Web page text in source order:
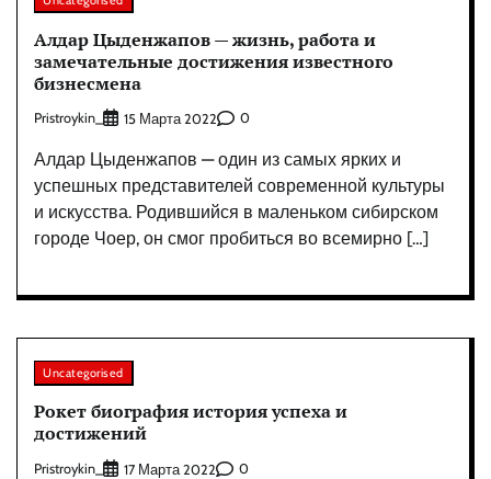
Алдар Цыденжапов — жизнь, работа и
замечательные достижения известного
бизнесмена
Pristroykin_ 15 Марта 2022 0
Алдар Цыденжапов — один из самых ярких и
успешных представителей современной культуры
и искусства. Родившийся в маленьком сибирском
городе Чоер, он смог пробиться во всемирно […]
Uncategorised
Рокет биография история успеха и
достижений
Pristroykin_ 17 Марта 2022 0